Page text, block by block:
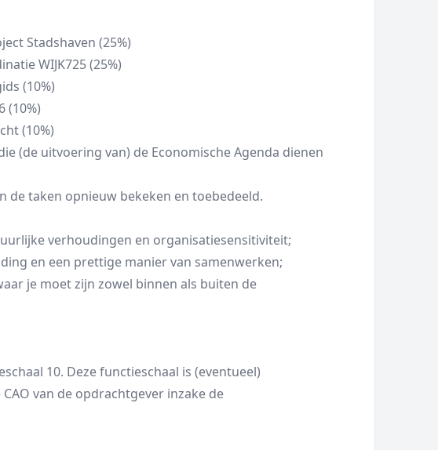
Stadshaven (25%)
WIJK725 (25%)
(10%)
(10%)
(10%)
(de uitvoering van) de Economische Agenda dienen
de taken opnieuw bekeken en toebedeeld.
verhoudingen en organisatiesensitiviteit;
en een prettige manier van samenwerken;
je moet zijn zowel binnen als buiten de
10. Deze functieschaal is (eventueel)
van de opdrachtgever inzake de